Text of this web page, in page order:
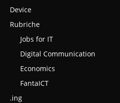
Device
Rubriche
Jobs for IT
Digital Communication
Economics
FantaICT
.ing